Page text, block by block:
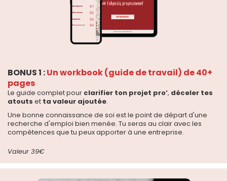
BONUS 1 :Un workbook (guide de travail) de 40+
pages
Le guide complet pour clarifier ton projet pro’, déceler tes
atouts et ta valeur ajoutée.
Une bonne connaissance de soi est le point de départ d'une
recherche d'emploi bien menée. Tu seras au clair avec les
compétences que tu peux apporter à une entreprise.
Valeur 39€